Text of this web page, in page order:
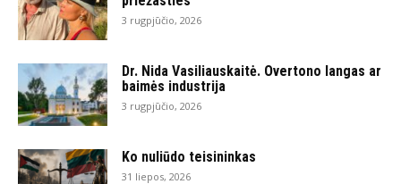
3 rugpjūčio, 2026
Dr. Nida Vasiliauskaitė. Overtono langas ar
baimės industrija
3 rugpjūčio, 2026
Ko nuliūdo teisininkas
31 liepos, 2026